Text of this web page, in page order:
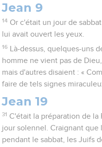
Jean 9
14 Or c'était un jour de
lui avait ouvert les yeux.
16
Là-dessus, quelques-uns
homme ne vient pas de
mais d'autres disaient : «
faire de tels signes
Jean 19
31 C'était la préparation de la
jour solennel. Craignant que
pendant le sabbat, les Juifs